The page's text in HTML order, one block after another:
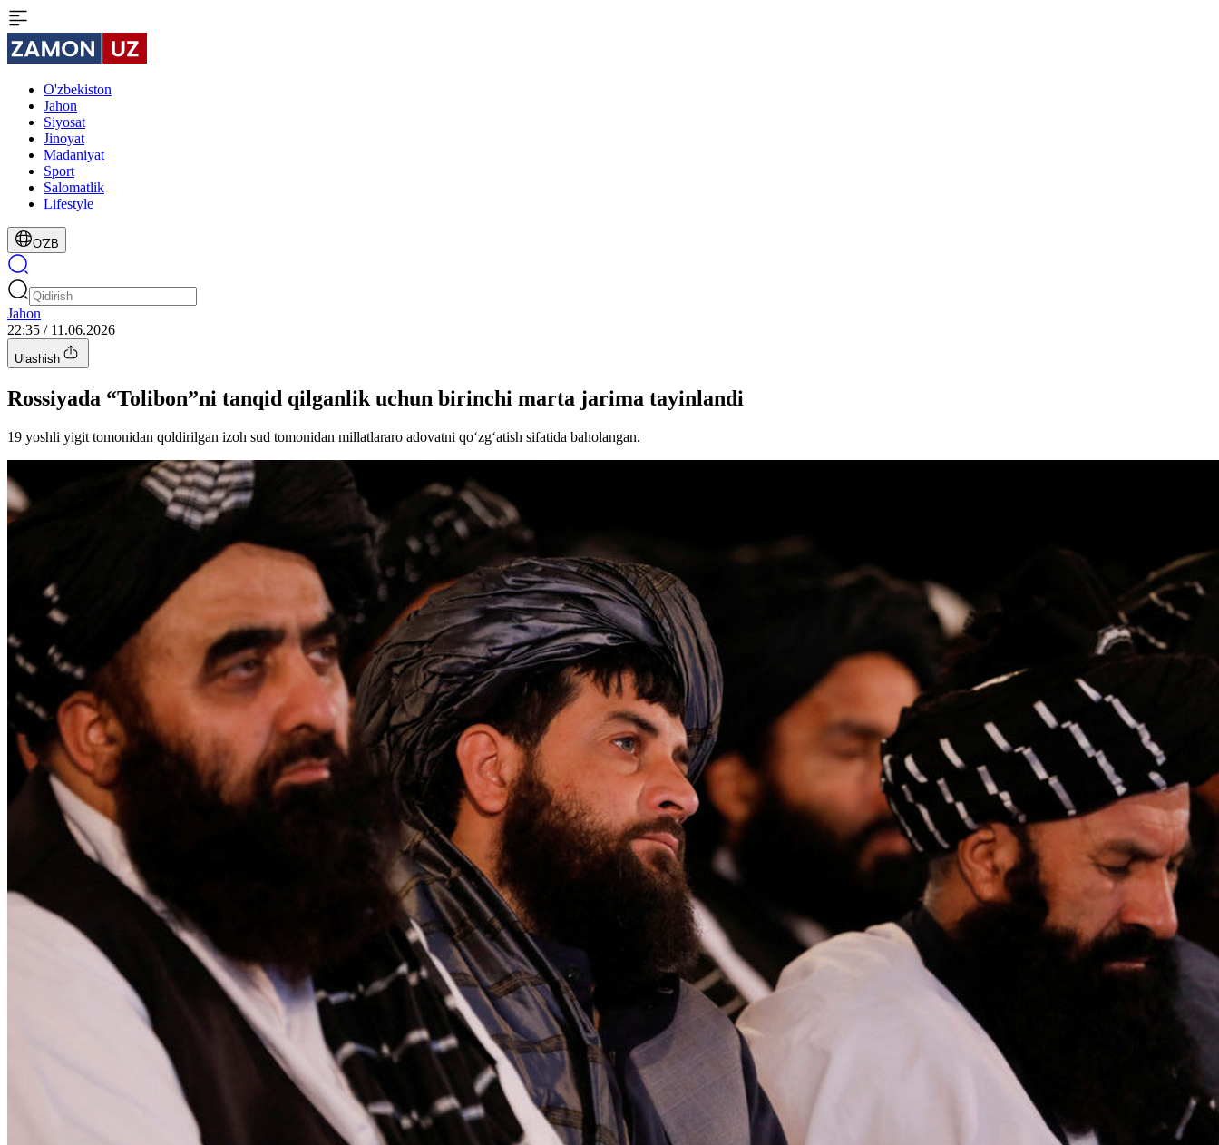
O'zbekiston
Jahon
Siyosat
Jinoyat
Madaniyat
Sport
Salomatlik
Lifestyle
O'ZB
Jahon
22:35 / 11.06.2026
Ulashish
Rossiyada “Tolibon”ni tanqid qilganlik uchun birinchi marta jarima tayinlandi
19 yoshli yigit tomonidan qoldirilgan izoh sud tomonidan millatlararo adovatni qo‘zg‘atish sifatida baholangan.